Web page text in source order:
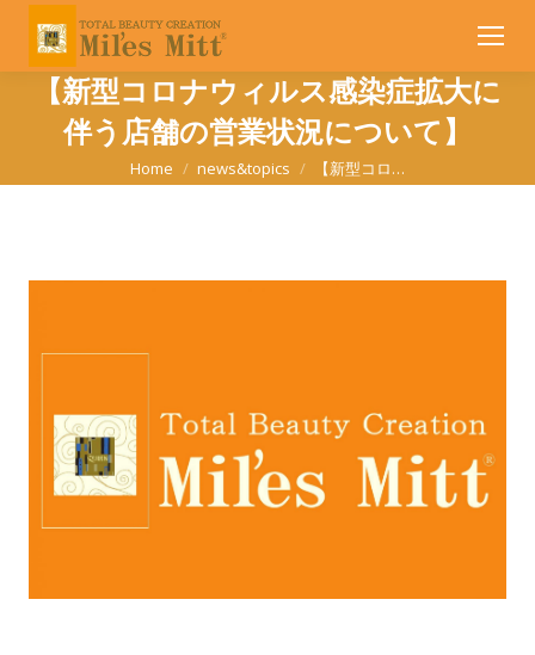
【新型コロナウィルス感染症拡大に
伴う店舗の営業状況について】
Home news&topics 【新型コロ…